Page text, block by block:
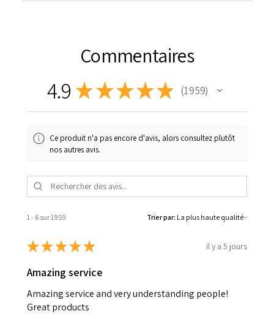
Commentaires
4.9 ★★★★★ 1 959
1959
Ce produit n'a pas encore d'avis, alors consultez plutôt
nos autres avis.
1 - 6 sur 1 959 Trier par:
★★★★★ il y a 5 jours
Amazing service
Amazing service and very understanding people!
Great products